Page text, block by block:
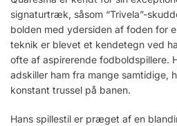
signaturtræk, såsom “Trivela”-
bolden med ydersiden af foden for
teknik er blevet et kendetegn ved
ofte af aspirerende fodboldspillere.
adskiller ham fra mange samtidige,
konstant trussel på banen.
Hans spillestil er præget af en